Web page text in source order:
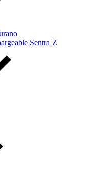
Sentra Z